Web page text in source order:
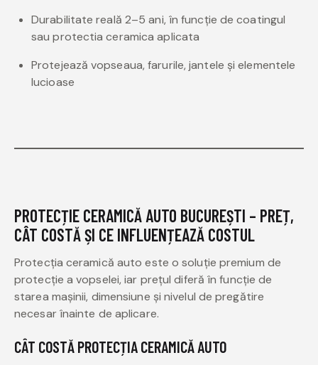
Durabilitate reală 2–5 ani, în funcție de coatingul
sau protectia ceramica aplicata
Protejează vopseaua, farurile, jantele și elementele
lucioase
PROTECȚIE CERAMICĂ AUTO BUCUREȘTI – PREȚ,
CÂT COSTĂ ȘI CE INFLUENȚEAZĂ COSTUL
Protecția ceramică auto este o soluție premium de
protecție a vopselei, iar prețul diferă în funcție de
starea mașinii, dimensiune și nivelul de pregătire
necesar înainte de aplicare.
CÂT COSTĂ PROTECȚIA CERAMICĂ AUTO